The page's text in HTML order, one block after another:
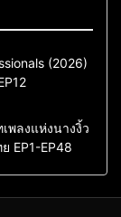
ทย
(2026)
จีน
พลงแห่งนางงิ้ว
EP1-EP48